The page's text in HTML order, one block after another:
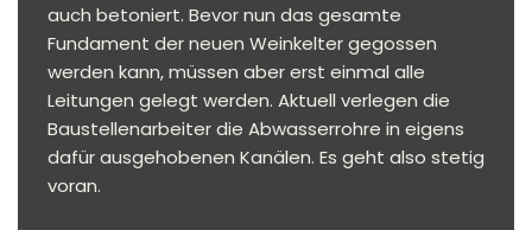
auch betoniert. Bevor nun das gesamte
Fundament der neuen Weinkelter gegossen
werden kann, müssen aber erst einmal alle
Leitungen gelegt werden. Aktuell verlegen die
Baustellenarbeiter die Abwasserrohre in eigens
dafür ausgehobenen Kanälen. Es geht also stetig
voran.